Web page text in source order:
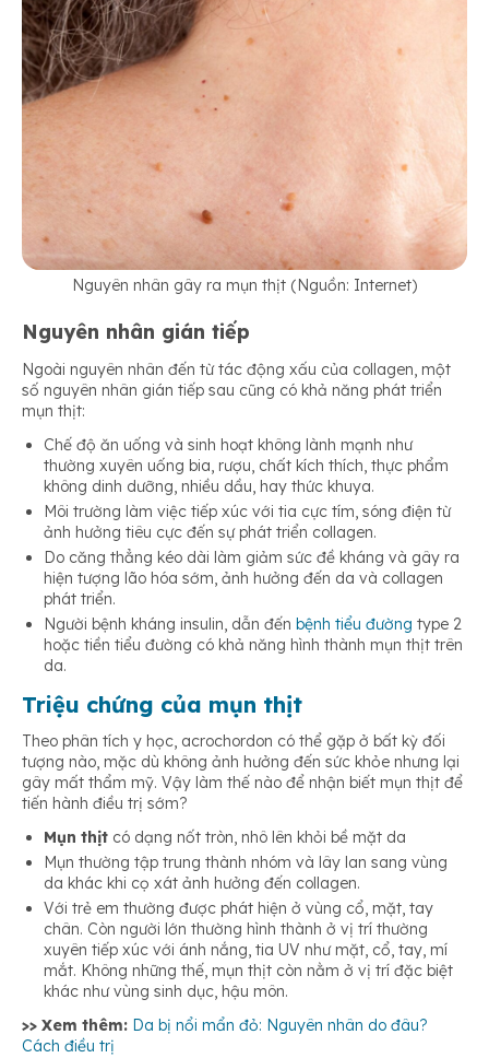
Nguyên nhân gây ra mụn thịt (Nguồn: Internet)
Nguyên nhân gián tiếp
Ngoài nguyên nhân đến từ tác động xấu của collagen, một
số nguyên nhân gián tiếp sau cũng có khả năng phát triển
mụn thịt:
Chế độ ăn uống và sinh hoạt không lành mạnh như
thường xuyên uống bia, rượu, chất kích thích, thực phẩm
không dinh dưỡng, nhiều dầu, hay thức khuya.
Môi trường làm việc tiếp xúc với tia cực tím, sóng điện từ
ảnh hưởng tiêu cực đến sự phát triển collagen.
Do căng thẳng kéo dài làm giảm sức đề kháng và gây ra
hiện tượng lão hóa sớm, ảnh hưởng đến da và collagen
phát triển.
Người bệnh kháng insulin, dẫn đến bệnh tiểu đường type 2
hoặc tiền tiểu đường có khả năng hình thành mụn thịt trên
da.
Triệu chứng của mụn thịt
Theo phân tích y học, acrochordon có thể gặp ở bất kỳ đối
tượng nào, mặc dù không ảnh hưởng đến sức khỏe nhưng lại
gây mất thẩm mỹ. Vậy làm thế nào để nhận biết mụn thịt để
tiến hành điều trị sớm?
Mụn thịt có dạng nốt tròn, nhô lên khỏi bề mặt da
Mụn thường tập trung thành nhóm và lây lan sang vùng
da khác khi cọ xát ảnh hưởng đến collagen.
Với trẻ em thường được phát hiện ở vùng cổ, mặt, tay
chân. Còn người lớn thường hình thành ở vị trí thường
xuyên tiếp xúc với ánh nắng, tia UV như mặt, cổ, tay, mí
mắt. Không những thế, mụn thịt còn nằm ở vị trí đặc biệt
khác như vùng sinh dục, hậu môn.
>> Xem thêm: Da bị nổi mẩn đỏ: Nguyên nhân do đâu?
Cách điều trị